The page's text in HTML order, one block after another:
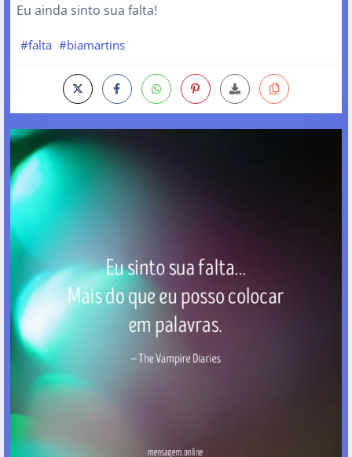
Eu ainda sinto sua falta!
#falta #biamartins